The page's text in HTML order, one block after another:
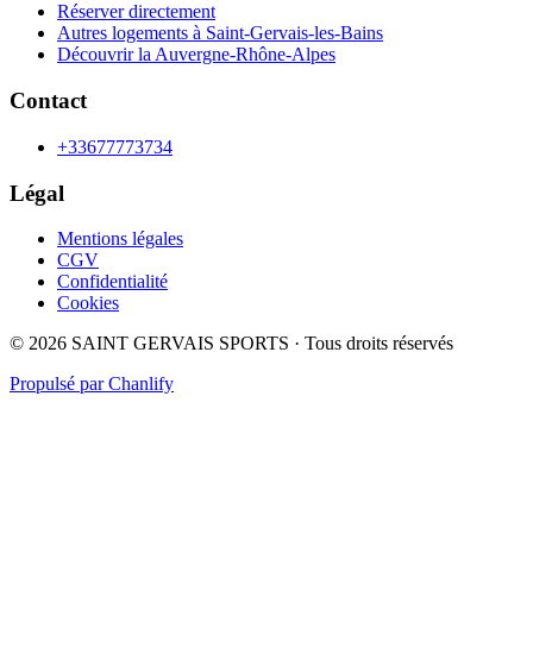
Réserver directement
Autres logements à Saint-Gervais-les-Bains
Découvrir la Auvergne-Rhône-Alpes
Contact
+33677773734
Légal
Mentions légales
CGV
Confidentialité
Cookies
© 2026 SAINT GERVAIS SPORTS · Tous droits réservés
Propulsé par Chanlify